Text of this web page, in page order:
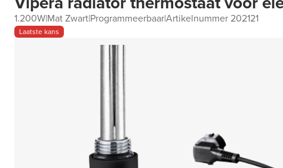
1.200W|Mat Zwart|Programmeerbaar|Artikelnummer 202121
Laatste kans